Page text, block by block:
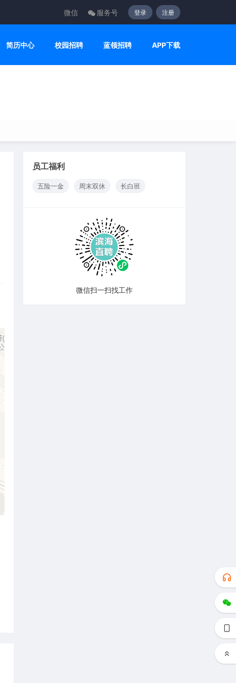
微信 服务号 登录 注册
简历中心 校园招聘 蓝领招聘 APP下载
员工福利
五险一金 周末双休 长白班
微信扫一扫找工作